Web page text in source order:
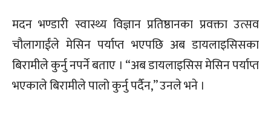
मदन भण्डारी स्वास्थ्य विज्ञान प्रतिष्ठानका प्रवक्ता उत्सव
चौलागाईंले मेसिन पर्याप्त भएपछि अब डायलाइसिसका
बिरामीले कुर्नु नपर्ने बताए । “अब डायलाइसिस मेसिन पर्याप्त
भएकाले बिरामीले पालो कुर्नु पर्दैन,” उनले भने ।